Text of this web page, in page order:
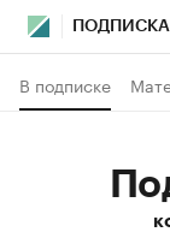
В подписке